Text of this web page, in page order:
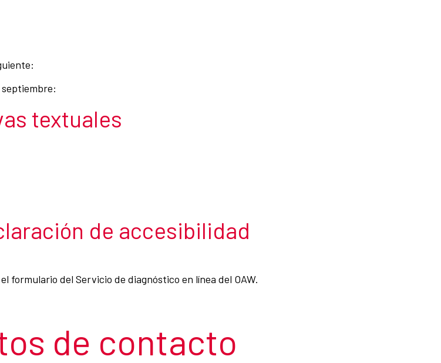
septiembre:
textuales
de accesibilidad
formulario del Servicio de diagnóstico en línea del OAW.
de contacto